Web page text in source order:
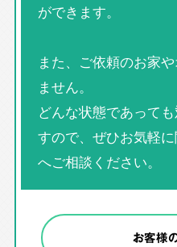
ができます。
また、ご依頼のお家
ません。
どんな状態であって
すので、ぜひお気軽
へご相談ください。
お客様